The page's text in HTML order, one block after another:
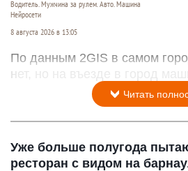
Водитель. Мужчина за рулем. Авто. Машина
Нейросети
8 августа 2026 в 13:05
По данным 2GIS в самом
нет, но на въезде в город
Читать
Уже больше полугода
ресторан с видом на